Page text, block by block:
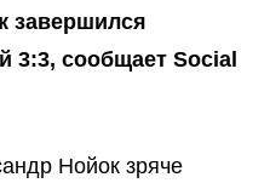
завершился
3:3, сообщает Social
Нойок зряче